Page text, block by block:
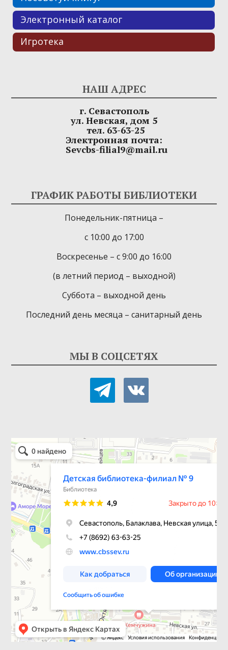
Электронный каталог
Игротека
НАШ АДРЕС
г. Севастополь
ул. Невская, дом 5
тел. 63-63-25
Электронная почта:
Sevcbs-filial9@mail.ru
ГРАФИК РАБОТЫ БИБЛИОТЕКИ
Понедельник-пятница –
с 10:00 до 17:00
Воскресенье – с 9:00 до 16:00
(в летний период – выходной)
Суббота – выходной день
Последний день месяца – санитарный день
МЫ В СОЦСЕТЯХ
telegramvkontakte
Детская библиотека-филиал № 9
Библиотека в Севастополе